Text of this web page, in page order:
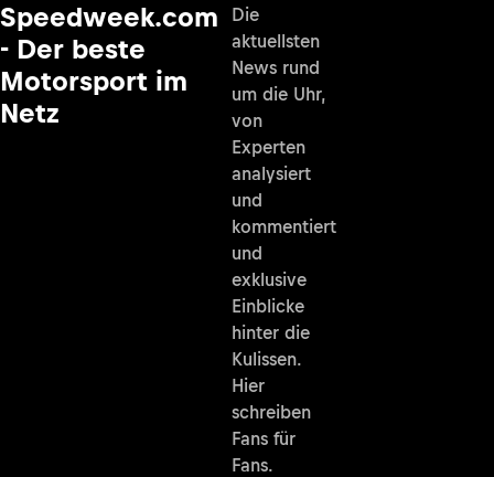
Speedweek.com
- Der beste
Motorsport im
Netz
Die
aktuellsten
News rund
um die Uhr,
von
Experten
analysiert
und
kommentiert
und
exklusive
Einblicke
hinter die
Kulissen.
Hier
schreiben
Fans für
Fans.